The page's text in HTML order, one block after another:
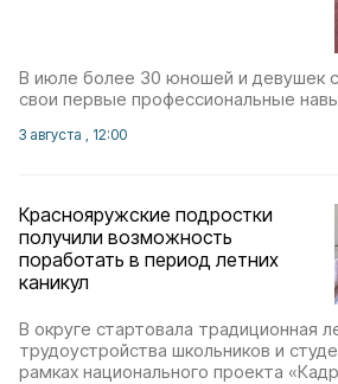
В июле более 30 юношей и девушек
свои первые профессиональные
3 августа , 12:00
Краснояружские подростки
получили возможность
поработать в период летних
каникул
В округе стартовала традиционная
трудоустройства школьников и
рамках национального проекта